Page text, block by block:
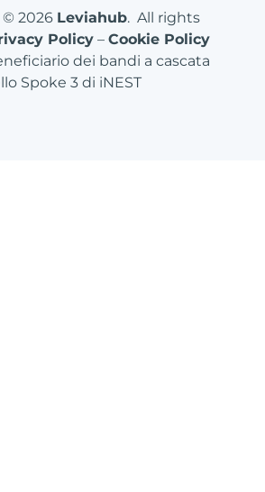
2026 Leviahub. All rights
Policy – Cookie Policy
dei bandi a cascata
Spoke 3 di iNEST